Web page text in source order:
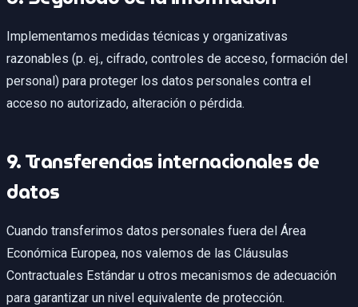
Implementamos medidas técnicas y organizativas
razonables (p. ej., cifrado, controles de acceso, formación del
personal) para proteger los datos personales contra el
acceso no autorizado, alteración o pérdida.
9. Transferencias internacionales de
datos
Cuando transferimos datos personales fuera del Área
Económica Europea, nos valemos de las Cláusulas
Contractuales Estándar u otros mecanismos de adecuación
para garantizar un nivel equivalente de protección.